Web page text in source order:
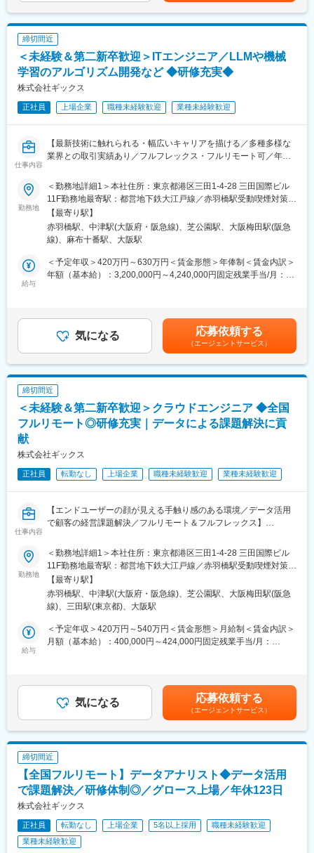
に浸透させる
【研修について】
入社後6か月ほどの研修期間がございます。
また、社内トレーニングが多く、参考書、問題集、受験料も負担
す。
リモート頻度：出社・在宅のハイブリッドとなっており、通常週2
回ほどの在宅勤務を導入しています。
おり、残業しなくても完了する業務設計を行っています。
【勤務地について】
＜日本全国内で居住地選択が可能！※要申請＞
ロケーションフレキシビリティの適応ポジションとなり、「申請
応募時に上記制度希望であることをお伝えいただき、その後申請
手続をしていただきながら、選考にお進み頂きます。詳細は選考
内で居住地選択が可能となる制度です。なお、所属オフィス圏内
の在住者、海外からのリモートワークは制度対象外です。
締切間近
＜未経験＆第二新卒歓迎＞ITエンジニア／LLMや機械
学習のアルゴリズム開発など ◆研修充実◆
株式会社ギックス
正社員 上場企業 職種未経験歓迎 業種未経験歓迎
仕事内容
【最新技術に触れられる・幅広いキャリアを描ける／多種多様な
業界との取引実績あり／フルフレックス・フルリモート可／年休
■業務内容：
クライアント企業と連携しながら、業務課題を構造的に整理し、
「AI-informed」の考え方をベースにソリューションを設計、実装
します。
■具体的な業務内容：
・LLMや機械学習のアルゴリズム開発や実装、チューニング、精
・テーブル設計
・データ加工ロジックの実装
◇Google Cloud Platform：Kubernetes Engine、BigQuery、
Cloud Dataflow、Cloud Composer、Cloud Runなど
◇Microsoft Azure：Synapse Analytics、Data Factory、
Databricksなど
■業務の魅力・面白さ：
◇最新の技術を用いる機会が多く、技術選択の幅も広いです。
◇クライアント折衝の機会が多く、エンドユーザーの顔が見える
環境です。
高い（成長速度も速い）です。
◇幅広い案件に携わることができ、自身の知識やスキルの幅を広
げることが可能です。
◇将来的には、プロジェクトマネージャー、テックリード、自社
プロダクトの開発エンジニア等幅広いキャリアを描くことが可能
です。
◇フルリモート・フルフレックスのため、自由で裁量ある働き方
が可能（地方から勤務するエンジニアも多数在籍）です。
勤務地
＜勤務地詳細1＞本社住所：東京都港区三田1-4-28 三田国際ビル
11F勤務地最寄駅：都営地下鉄大江戸線／赤羽橋駅受動喫煙対策：
屋内全面禁煙＜勤務地詳細2＞大阪オフィス住所：大阪府大阪市北
区大深町6番38号 グラングリーン大阪 北館 JAM BASE 4階
JAM-STUDIO 404号室勤務地最寄駅：JR線／大阪駅受動喫煙対
ーク含む）
【最寄り駅】
赤羽橋駅、中津駅(大阪府・阪急線)、芝公園駅、大阪梅田駅(阪急
線)、麻布十番駅、大阪駅
給与
＜予定年収＞420万円～630万円＜賃金形態＞年俸制＜賃金内訳＞
年額（基本給）：3,200,000円～4,240,000円固定残業手当/月：
給与補足＞※経験・能力・スキル等を考慮し、弊社規定により決定
いたします。賃金はあくまでも目安の金額であり、選考を通じて
上下する可能性があります。月給(月額)は固定手当を含めた表記で
す。
気になる 応募依頼する
（エージェントサービス）
締切間近
＜未経験＆第二新卒歓迎＞クラウドエンジニア ◆全国
フルリモート◎研修充実｜データによる課題解決に貢
献
株式会社ギックス
正社員 転勤なし 上場企業 職種未経験歓迎 業種未経験歓迎
仕事内容
【エンドユーザーの顔が見える手触り感のある環境／データ活用
で顧客の経営課題解決／フルリモート＆フルフレックス】
クラウドエンジニア（データ基盤エンジニア）として、分析プロ
ジェクトの中で有効/有用な予測アルゴリズム等をクライアントの
分析基盤に織り込む、データ分析基盤の構築に従事して頂きま
す。
アジャイル型開発のため、クライアントの業務改善を継続的に実
現するべく、仕組みの改善提案・構築・運用をシームレスに行っ
て頂きます
・テーブル設計
・データ加工ロジックの実装データ処理フローの実装
＜活用テクノロジー／利用サービス（例）＞
・Microsoft Azure ：Synapse Analytics, Data Factory, Databricks
など
・Amazon Web Services：Fargate, Redshift, Batch など
■組織構成：
す。
勤務地
＜勤務地詳細1＞本社住所：東京都港区三田1-4-28 三田国際ビル
11F勤務地最寄駅：都営地下鉄大江戸線／赤羽橋駅受動喫煙対策：
敷地内喫煙可能場所あり＜勤務地詳細2＞大阪オフィス住所：大阪
府大阪市北区大深町6番38号 グラングリーン大阪 北館 JAM
BASE 4階 JAM-STUDIO 404号室勤務地最寄駅：JR線／大阪駅受
【最寄り駅】
赤羽橋駅、中津駅(大阪府・阪急線)、芝公園駅、大阪梅田駅(阪急
線)、三田駅(東京都)、大阪駅
給与
＜予定年収＞420万円～540万円＜賃金形態＞月給制＜賃金内訳＞
月額（基本給）：400,000円～424,000円固定残業手当/月：
ご経験・スキルに応じて決定。賃金はあくまでも目安の金額であ
り、選考を通じて上下する可能性があります。月給(月額)は固定手
当を含めた表記です。
気になる 応募依頼する
（エージェントサービス）
締切間近
【全国フルリモート】データアナリスト◆データ活用
で課題解決／研修体制◎／グロース上場／年休123日
株式会社ギックス
正社員 転勤なし 上場企業 5名以上採用
職種未経験歓迎
業種未経験歓迎